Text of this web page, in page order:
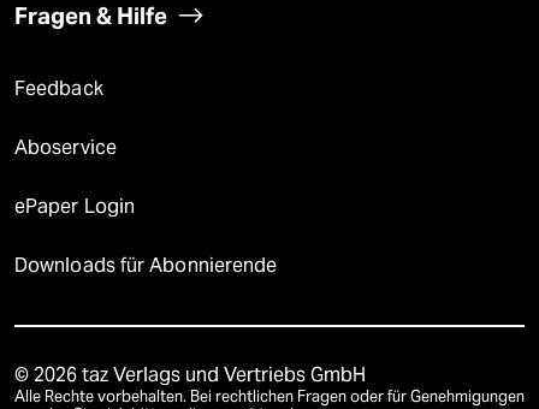
Fragen & Hilfe
Feedback
Aboservice
ePaper Login
Downloads für Abonnierende
© 2026 taz Verlags und Vertriebs GmbH
Alle Rechte vorbehalten. Bei rechtlichen Fragen oder für Genehmigungen